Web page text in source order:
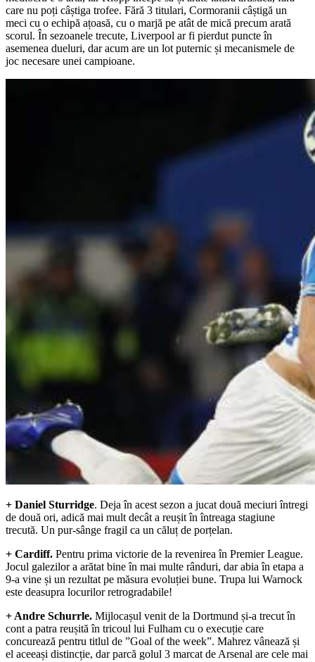
care nu poți câștiga trofee. Fără 3 titulari, Cormoranii câștigă un
meci cu o echipă ațoasă, cu o marjă pe atât de mică precum arată
scorul. În sezoanele trecute, Liverpool ar fi pierdut puncte în
asemenea dueluri, dar acum are un lot puternic și mecanismele de
joc necesare unei campioane.
+ Daniel Sturridge. Deja în acest sezon a jucat două meciuri întregi
de două ori, adică mai mult decât a reușit în întreaga stagiune
trecută. Un pur-sânge fragil ca un căluț de porțelan.
+ Cardiff. Pentru prima victorie de la revenirea în Premier League.
Jocul galezilor a arătat bine în mai multe rânduri, dar abia în etapa a
9-a vine și un rezultat pe măsura evoluției bune. Trupa lui Warnock
este deasupra locurilor retrogradabile!
+ Andre Schurrle. Mijlocașul venit de la Dortmund și-a trecut în
cont a patra reușită în tricoul lui Fulham cu o execuție care
concurează pentru titlul de ”Goal of the week”. Mahrez vânează și
el aceeași distincție, dar parcă golul 3 marcat de Arsenal are cele mai